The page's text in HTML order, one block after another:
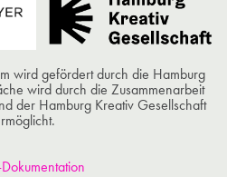
wird gefördert durch die Hamburg
wird durch die Zusammenarbeit
der Hamburg Kreativ Gesellschaft